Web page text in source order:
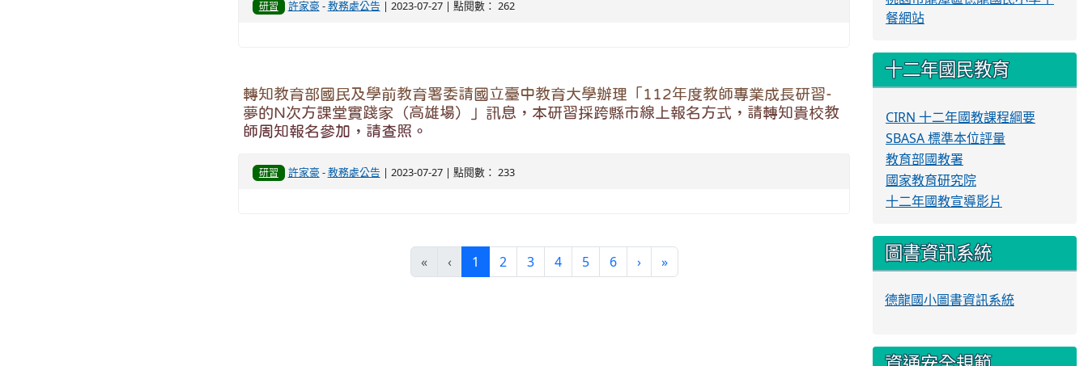
研習 許家豪 -教務處公告 | 2023-07-27 | 點閱數： 262
轉知教育部國民及學前教育署委請國立臺中教育大學辦理「112年度教師專業成長研習-
夢的N次方課堂實踐家（高雄場）」訊息，本研習採跨縣市線上報名方式，請轉知貴校教
師周知報名參加，請查照。
研習 許家豪 -教務處公告 | 2023-07-27 | 點閱數： 233
« ‹ 1 (current)
2 3 4 5 6 › »
餐網站
十二年國民教育
CIRN 十二年國教課程綱要
SBASA 標準本位評量
教育部國教署
國家教育研究院
十二年國教宣導影片
圖書資訊系統
德龍國小圖書資訊系統